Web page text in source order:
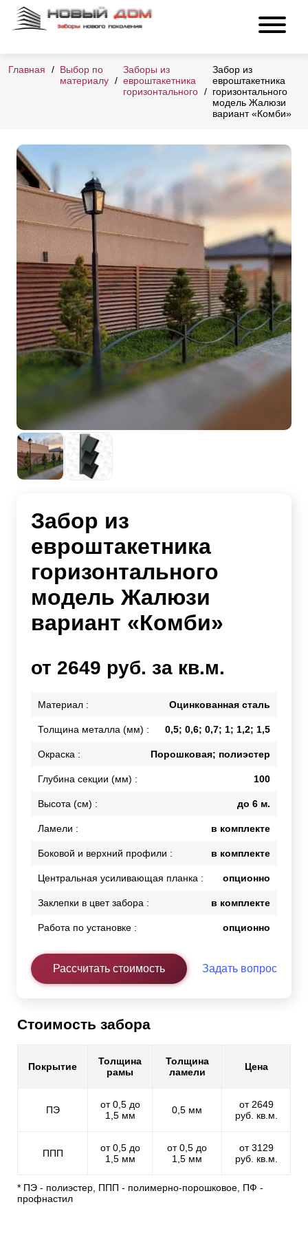
Главная
Выбор по
материалу
Заборы из
евроштакетника
горизонтального
Забор из
евроштакетника
горизонтального
модель Жалюзи
вариант «Комби»
Забор из
евроштакетника
горизонтального
модель Жалюзи
вариант «Комби»
от 2649 руб. за кв.м.
Материал : Оцинкованная сталь
Толщина металла (мм) : 0,5; 0,6; 0,7; 1; 1,2; 1,5
Окраска : Порошковая; полиэстер
Глубина секции (мм) : 100
Высота (см) : до 6 м.
Ламели : в комплекте
Боковой и верхний профили : в комплекте
Центральная усиливающая планка : опционно
Заклепки в цвет забора : в комплекте
Работа по установке : опционно
Рассчитать стоимость Задать вопрос
Стоимость забора
Покрытие
Толщина
рамы
Толщина
ламели
Цена
ПЭ
от 0,5 до
1,5 мм
0,5 мм
от 2649
руб. кв.м.
ППП
от 0,5 до
1,5 мм
от 0,5 до
1,5 мм
от 3129
руб. кв.м.
* ПЭ - полиэстер, ППП - полимерно-порошковое, ПФ -
профнастил